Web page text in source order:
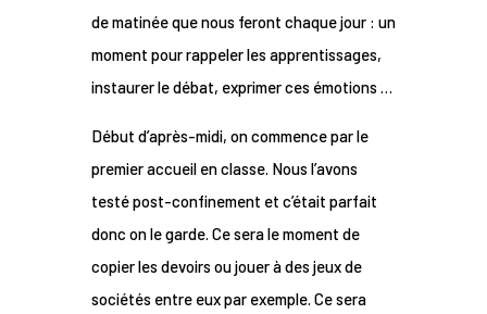
de matinée que nous feront chaque jour : un
moment pour rappeler les apprentissages,
instaurer le débat, exprimer ces émotions …
Début d’après-midi, on commence par le
premier accueil en classe. Nous l’avons
testé post-confinement et c’était parfait
donc on le garde. Ce sera le moment de
copier les devoirs ou jouer à des jeux de
sociétés entre eux par exemple. Ce sera